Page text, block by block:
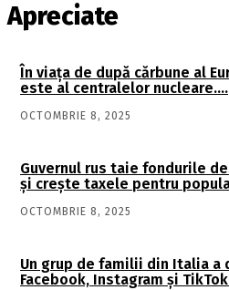
Apreciate
În viaţa de după cărbune al
este al centralelor nucleare….
OCTOMBRIE 8, 2025
Guvernul rus taie fondurile
și crește taxele pentru
OCTOMBRIE 8, 2025
Un grup de familii din Italia a
Facebook, Instagram și